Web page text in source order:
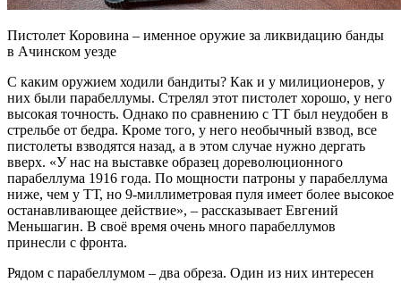
Пистолет Коровина – именное оружие за ликвидацию банды
в Ачинском уезде
С каким оружием ходили бандиты? Как и у милиционеров, у
них были парабеллумы. Стрелял этот пистолет хорошо, у него
высокая точность. Однако по сравнению с ТТ был неудобен в
стрельбе от бедра. Кроме того, у него необычный взвод, все
пистолеты взводятся назад, а в этом случае нужно дергать
вверх. «У нас на выставке образец дореволюционного
парабеллума 1916 года. По мощности патроны у парабеллума
ниже, чем у ТТ, но 9-миллиметровая пуля имеет более высокое
останавливающее действие», – рассказывает Евгений
Меньшагин. В своё время очень много парабеллумов
принесли с фронта.
Рядом с парабеллумом – два обреза. Один из них интересен